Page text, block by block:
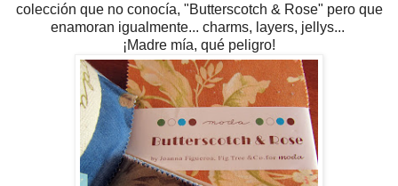
colección que no conocía, "Butterscotch & Rose" pero que
enamoran igualmente... charms, layers, jellys...
¡Madre mía, qué peligro!